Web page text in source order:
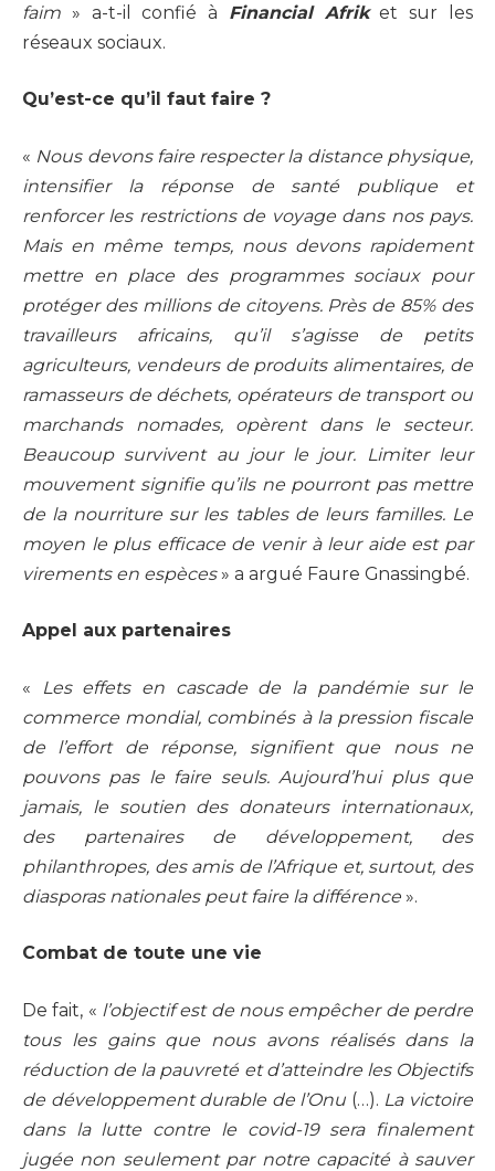
faim » a-t-il confié à Financial Afriket sur les
réseaux sociaux.
Qu’est-ce qu’il faut faire ?
« Nous devons faire respecter la distance physique,
intensifier la réponse de santé publique et
renforcer les restrictions de voyage dans nos pays.
Mais en même temps, nous devons rapidement
mettre en place des programmes sociaux pour
protéger des millions de citoyens. Près de 85% des
travailleurs africains, qu’il s’agisse de petits
agriculteurs, vendeurs de produits alimentaires, de
ramasseurs de déchets, opérateurs de transport ou
marchands nomades, opèrent dans le secteur.
Beaucoup survivent au jour le jour. Limiter leur
mouvement signifie qu’ils ne pourront pas mettre
de la nourriture sur les tables de leurs familles. Le
moyen le plus efficace de venir à leur aide est par
virements en espèces» a argué Faure Gnassingbé.
Appel aux partenaires
«
Les effets en cascade de la pandémie sur le
commerce mondial, combinés à la pression fiscale
de l’effort de réponse, signifient que nous ne
pouvons pas le faire seuls. Aujourd’hui plus que
jamais, le soutien des donateurs internationaux,
des partenaires de développement, des
philanthropes, des amis de l’Afrique et, surtout, des
diasporas nationales peut faire la différence ».
Combat de toute une vie
De fait, « l’objectif est de nous empêcher de perdre
tous les gains que nous avons réalisés dans la
réduction de la pauvreté et d’atteindre les Objectifs
de développement durable de l’Onu (…). La victoire
dans la lutte contre le covid-19 sera finalement
jugée non seulement par notre capacité à sauver